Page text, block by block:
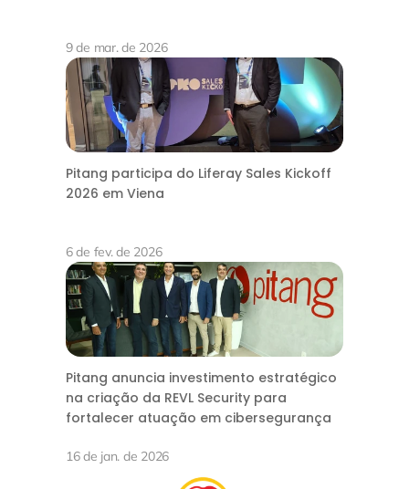
9 de mar. de 2026
Pitang participa do Liferay Sales Kickoff
2026 em Viena
6 de fev. de 2026
Pitang anuncia investimento estratégico
na criação da REVL Security para
fortalecer atuação em cibersegurança
16 de jan. de 2026